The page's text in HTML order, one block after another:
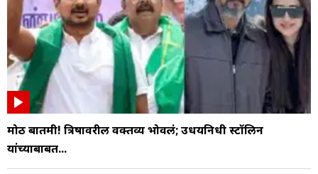
मोठी बातमी! त्रिषावरील वक्तव्य भोवलं; उधयनिधी स्टॉलिन
यांच्याबाबत...